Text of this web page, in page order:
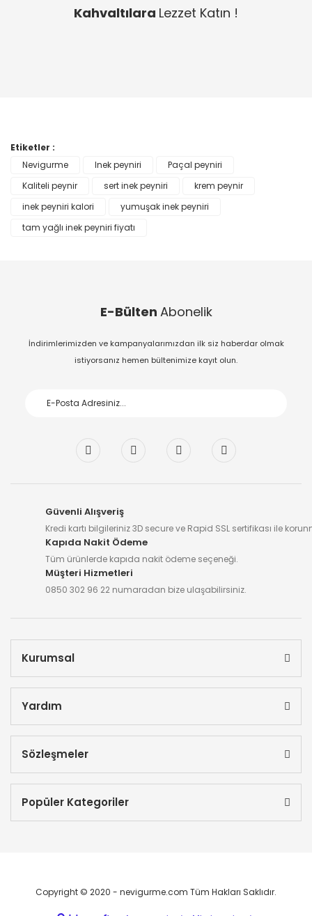
Kahvaltılara Lezzet Katın !
Etiketler :
Nevigurme
Inek peyniri
Paçal peyniri
Kaliteli peynir
sert inek peyniri
krem peynir
inek peyniri kalori
yumuşak inek peyniri
tam yağlı inek peyniri fiyatı
E-Bülten Abonelik
İndirimlerimizden ve kampanyalarımızdan ilk siz haberdar olmak
istiyorsanız hemen bültenimize kayıt olun.
Güvenli Alışveriş
Kredi kartı bilgileriniz 3D secure ve Rapid SSL sertifikası ile
Kapıda Nakit Ödeme
Tüm ürünlerde kapıda nakit ödeme seçeneği.
Müşteri Hizmetleri
0850 302 96 22 numaradan bize ulaşabilirsiniz.
Kurumsal
Yardım
Sözleşmeler
Popüler Kategoriler
Copyright © 2020 - nevigurme.com Tüm Hakları Saklıdır.